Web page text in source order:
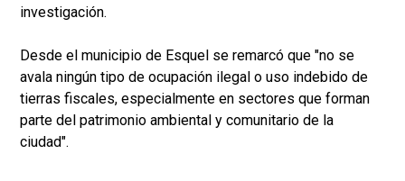
investigación.
Desde el municipio de Esquel se remarcó que "no se
avala ningún tipo de ocupación ilegal o uso indebido de
tierras fiscales, especialmente en sectores que forman
parte del patrimonio ambiental y comunitario de la
ciudad".